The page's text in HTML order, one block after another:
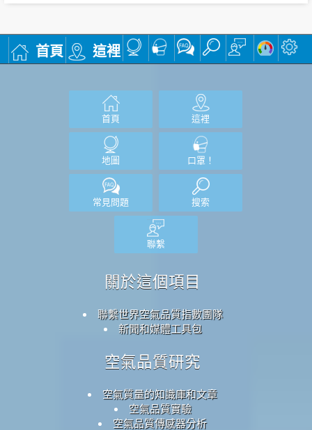
首頁 這裡
首頁 這裡
地圖 口罩！
常見問題 搜索
聯繫
關於這個項目
聯繫世界空氣品質指數團隊
新聞和媒體工具包
空氣品質研究
空氣質量的知識庫和文章
空氣品質實驗
空氣品質傳感器分析